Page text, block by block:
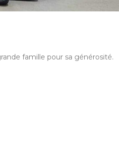
famille pour sa générosité.